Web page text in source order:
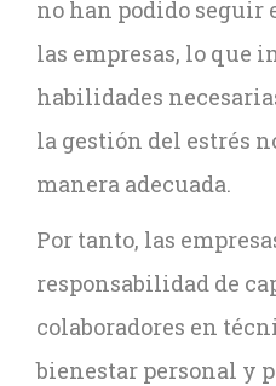
no han podido seguir
las empresas, lo que
habilidades
la gestión del estrés
manera adecuada.
Por tanto, las
responsabilidad de
colaboradores en
bienestar personal y